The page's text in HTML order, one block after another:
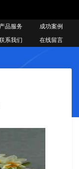
产品服务
成功案例
系我们 在线留言